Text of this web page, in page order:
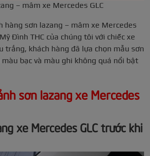
– mâm xe Mercedes GLC
hàng sơn lazang – mâm xe Mercedes
Đình THC của chúng tôi với chiếc xe
trắng, khách hàng đã lựa chọn mẫu sơn
bạc và màu ghi không quá nổi bật
sơn lazang xe Mercedes
xe Mercedes GLC trước khi